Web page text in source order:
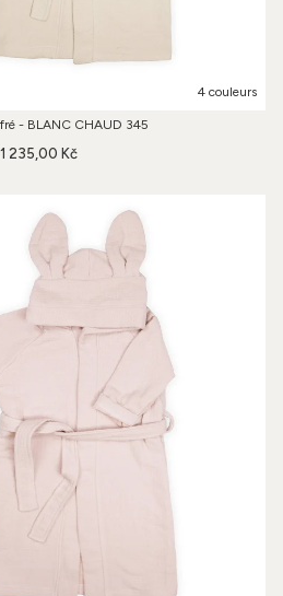
4 couleurs
- BLANC CHAUD 345
1 235,00 Kč